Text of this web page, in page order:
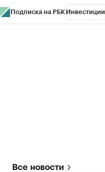
Подписка на РБК Инвестиции
Все новости